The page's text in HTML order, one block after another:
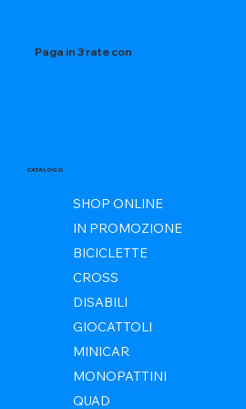
Paga in 3 rate con
CATALOGO
SHOP ONLINE
IN PROMOZIONE
BICICLETTE
CROSS
DISABILI
GIOCATTOLI
MINICAR
MONOPATTINI
QUAD